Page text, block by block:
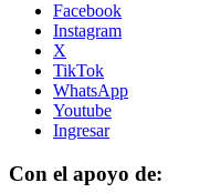
Facebook
Instagram
X
TikTok
WhatsApp
Youtube
Ingresar
Con el apoyo de: